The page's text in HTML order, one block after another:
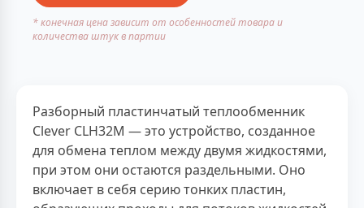
* конечная цена зависит от особенностей товара и
количества штук в партии
Разборный пластинчатый теплообменник
Clever CLH32M — это устройство, созданное
для обмена теплом между двумя жидкостями,
при этом они остаются раздельными. Оно
включает в себя серию тонких пластин,